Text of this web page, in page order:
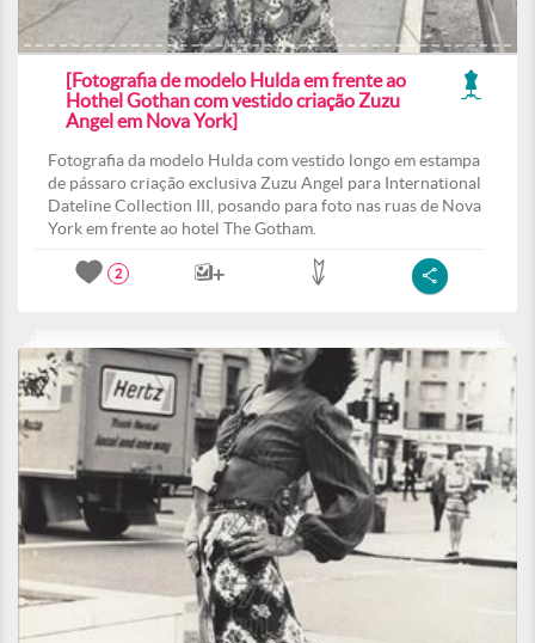
[Fotografia de modelo Hulda em frente ao
Hothel Gothan com vestido criação Zuzu
Angel em Nova York]
Fotografia da modelo Hulda com vestido longo em estampa
de pássaro criação exclusiva Zuzu Angel para International
Dateline Collection III, posando para foto nas ruas de Nova
York em frente ao hotel The Gotham.
2